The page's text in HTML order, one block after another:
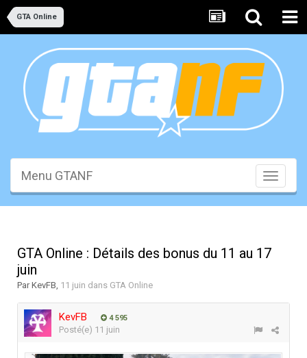
GTA Online
Toggle
Menu GTANF
GTA Online : Détails des bonus du 11 au 17
juin
ParKevFB, 11 juin dans GTA Online
KevFB 4 595
Posté(e) 11 juin